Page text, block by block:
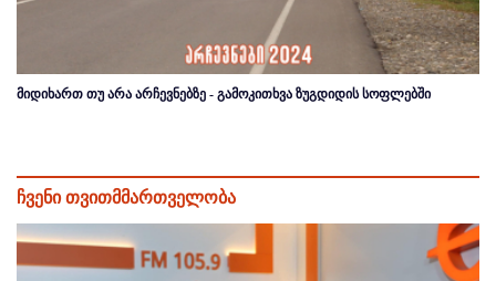
მიდიხართ თუ არა არჩევნებზე - გამოკითხვა ზუგდიდის სოფლებში
ჩვენი თვითმმართველობა